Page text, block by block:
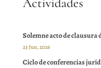
Solemne acto de clausura
23 Jun, 2026
Ciclo de conferencias